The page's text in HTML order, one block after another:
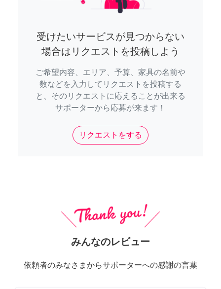
受けたいサービスが見つからない
場合はリクエストを投稿しよう
ご希望内容、エリア、予算、家具の名前や
数などを入力してリクエストを投稿する
と、そのリクエストに応えることが出来る
サポーターから応募が来ます！
リクエストをする
みんなのレビュー
依頼者のみなさまからサポーターへの感謝の言葉